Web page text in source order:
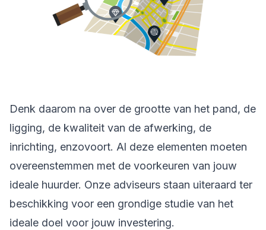
Denk daarom na over de grootte van het pand, de
ligging, de kwaliteit van de afwerking, de
inrichting, enzovoort. Al deze elementen moeten
overeenstemmen met de voorkeuren van jouw
ideale huurder. Onze adviseurs staan uiteraard ter
beschikking voor een grondige studie van het
ideale doel voor jouw investering.